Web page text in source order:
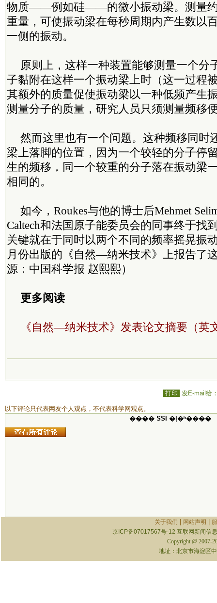
物质——例如硅——的微小振动梁。测量约
重量，可使振动梁在每秒周期内产生数以
一侧的振动。
原则上，这样一种装置能够测量一个分
子黏附在这样一个振动梁上时（这一过程
其额外的质量促使振动梁以一种低频产生
测量分子的质量，研究人员只须测量频移
然而这里也有一个问题。这种频移同时
梁上落脚的位置，因为一个较轻的分子停
生的频移，同一个较重的分子落在振动梁
相同的。
如今，Roukes与他的博士后Mehmet
Caltech和法国原子能委员会的同事终于找
关键就在于同时以两个不同的频率摇晃振
月份出版的《自然—纳米技术》上报告了
源：中国科学报 赵熙熙）
更多阅读
《自然—纳米技术》发表论文摘要（英
打印 发E-mail给
以下评论只代表网友个人观点，不代表科学网观点。
���� SSI �ļ�ʱ����
关于我们 网站声明
京ICP备07017567号-12 互联网新闻信
Copyright @ 2007-
地址：北京市海淀区